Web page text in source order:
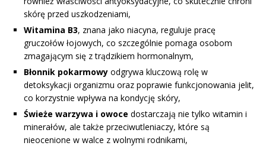
skórę przed uszkodzeniami,
Witamina B3, znana jako niacyna, reguluje pracę
gruczołów łojowych, co szczególnie pomaga osobom
zmagającym się z trądzikiem hormonalnym,
Błonnik pokarmowy odgrywa kluczową rolę w
detoksykacji organizmu oraz poprawie funkcjonowania jelit,
co korzystnie wpływa na kondycję skóry,
Świeże warzywa i owoce dostarczają nie tylko witamin i
minerałów, ale także przeciwutleniaczy, które są
nieocenione w walce z wolnymi rodnikami,